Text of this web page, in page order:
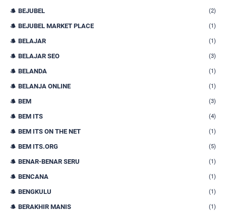
BEJUBEL (2)
BEJUBEL MARKET PLACE (1)
BELAJAR (1)
BELAJAR SEO (3)
BELANDA (1)
BELANJA ONLINE (1)
BEM (3)
BEM ITS (4)
BEM ITS ON THE NET (1)
BEM ITS.ORG (5)
BENAR-BENAR SERU (1)
BENCANA (1)
BENGKULU (1)
BERAKHIR MANIS (1)